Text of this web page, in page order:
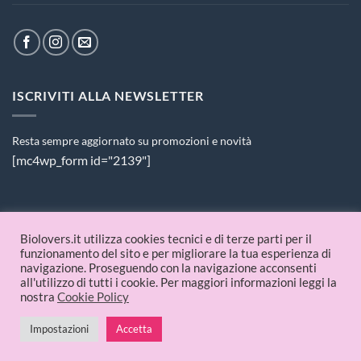
ISCRIVITI ALLA NEWSLETTER
Resta sempre aggiornato su promozioni e novità
[mc4wp_form id="2139"]
PAGAMENTI ACCETTATI
© 2026 Biolovers.it | P.IVA 09336481214
Biolovers.it utilizza cookies tecnici e di terze parti per il
funzionamento del sito e per migliorare la tua esperienza di
navigazione. Proseguendo con la navigazione acconsenti
all'utilizzo di tutti i cookie. Per maggiori informazioni leggi la
nostra Cookie Policy
Impostazioni Accetta